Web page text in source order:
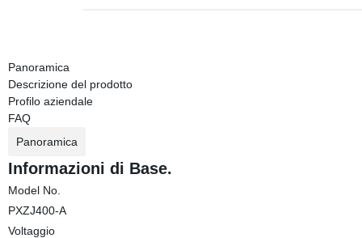
Panoramica
Descrizione del prodotto
Profilo aziendale
FAQ
Panoramica
Informazioni di Base.
Model No.
PXZJ400-A
Voltaggio